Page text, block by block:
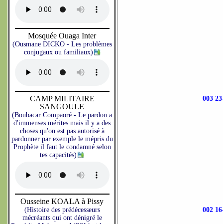
Mosquée Ouaga Inter
(Ousmane DICKO - Les problèmes
conjugaux ou familiaux)
CAMP MILITAIRE
SANGOULE
(Boubacar Compaoré - Le pardon a
d'immenses mérites mais il y a des
choses qu'on est pas autorisé à
pardonner par exemple le mépris du
Prophète il faut le condamné selon
tes capacités)
Ousseine KOALA à Pissy
(Histoire des prédécesseurs
mécréants qui ont dénigré le
003
002